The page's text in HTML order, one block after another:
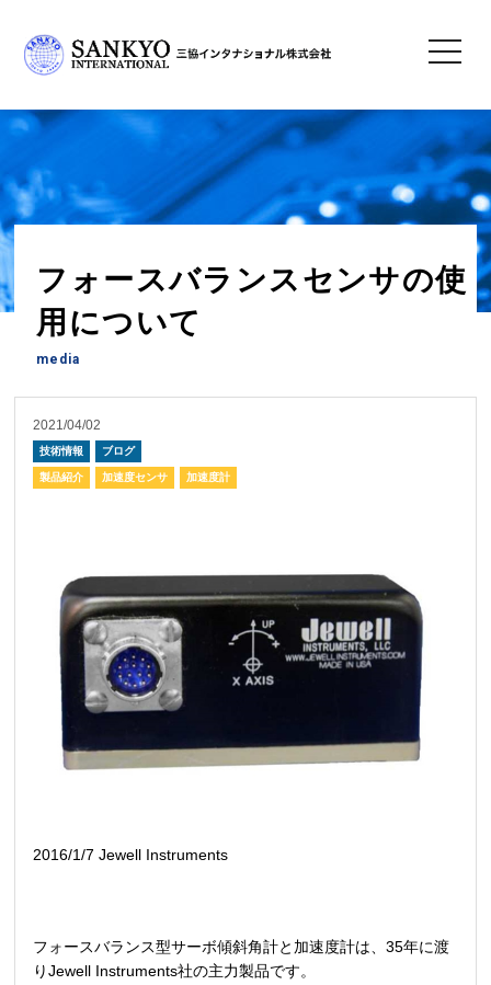
toggle
フォースバランスセンサの使
用について
media
2021/04/02
技術情報 ブログ
製品紹介 加速度センサ 加速度計
2016/1/7 Jewell Instruments
フォースバランス型サーボ傾斜角計と加速度計は、35年に渡
りJewell Instruments社の主力製品です。